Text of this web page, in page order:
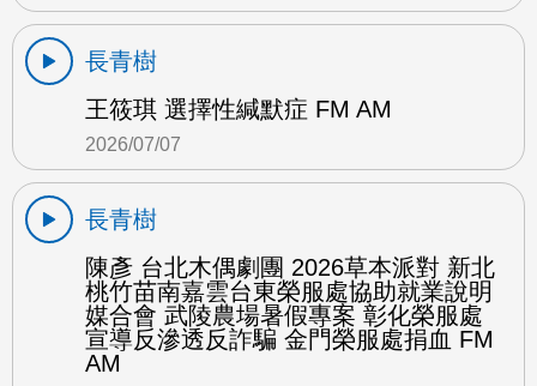
長青樹
王筱琪 選擇性緘默症 FM AM
2026/07/07
長青樹
陳彥 台北木偶劇團 2026草本派對 新北
桃竹苗南嘉雲台東榮服處協助就業說明
媒合會 武陵農場暑假專案 彰化榮服處
宣導反滲透反詐騙 金門榮服處捐血 FM
AM